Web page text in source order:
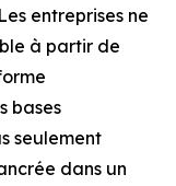
entreprises ne
à partir de
bases
seulement
dans un